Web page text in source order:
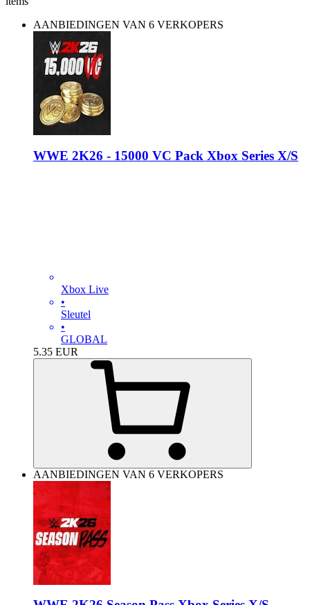
AANBIEDINGEN VAN 6 VERKOPERS
WWE 2K26 - 15000 VC Pack Xbox Series X/S
Xbox Live
•
Sleutel
•
GLOBAL
5.35 EUR
AANBIEDINGEN VAN 6 VERKOPERS